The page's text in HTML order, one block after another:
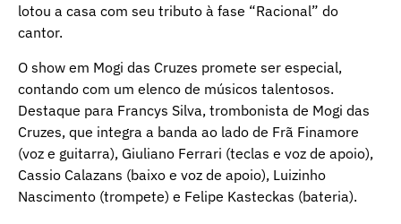
lotou a casa com seu tributo à fase “Racional” do
cantor.
O show em Mogi das Cruzes promete ser especial,
contando com um elenco de músicos talentosos.
Destaque para Francys Silva, trombonista de Mogi das
Cruzes, que integra a banda ao lado de Frã Finamore
(voz e guitarra), Giuliano Ferrari (teclas e voz de apoio),
Cassio Calazans (baixo e voz de apoio), Luizinho
Nascimento (trompete) e Felipe Kasteckas (bateria).